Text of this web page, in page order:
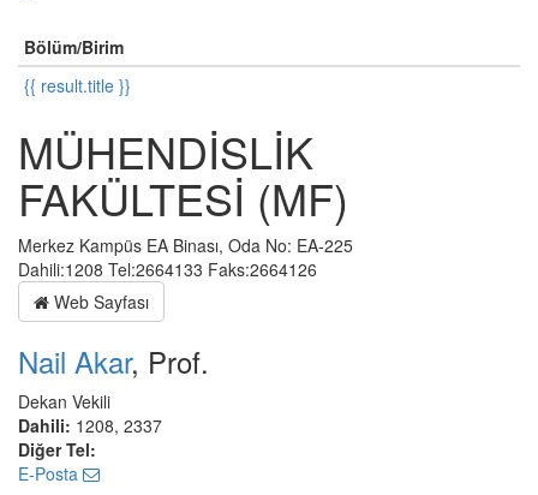
Bölüm/Birim
{{ result.title }}
MÜHENDİSLİK
FAKÜLTESİ (MF)
Merkez Kampüs EA Binası, Oda No: EA-225
Dahili:1208 Tel:2664133 Faks:2664126
Web Sayfası
Nail Akar, Prof.
Dekan Vekili
Dahili: 1208, 2337
Diğer Tel:
E-Posta